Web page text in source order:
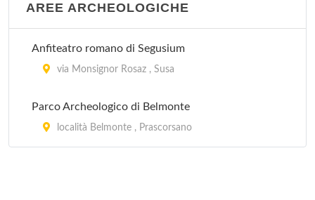
AREE ARCHEOLOGICHE
Anfiteatro romano di Segusium
via Monsignor Rosaz , Susa
Parco Archeologico di Belmonte
località Belmonte , Prascorsano